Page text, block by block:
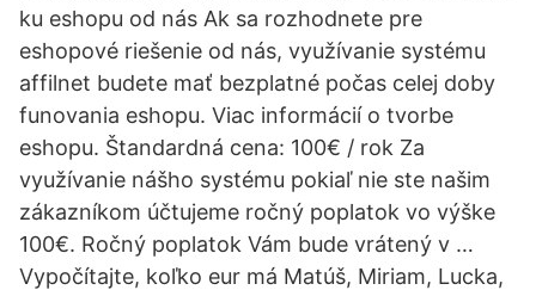
ku eshopu od nás Ak sa rozhodnete pre
eshopové riešenie od nás, využívanie systému
affilnet budete mať bezplatné počas celej doby
funovania eshopu. Viac informácií o tvorbe
eshopu. Štandardná cena: 100€ / rok Za
využívanie nášho systému pokiaľ nie ste našim
zákazníkom účtujeme ročný poplatok vo výške
100€. Ročný poplatok Vám bude vrátený v …
Vypočítajte, koľko eur má Matúš, Miriam, Lucka,